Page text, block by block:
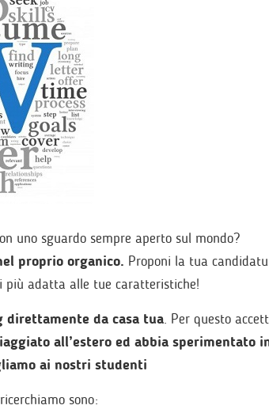
uno sguardo sempre aperto sul mondo?
proprio organico. Proponi la tua
più adatta alle tue caratteristiche!
direttamente da casa tua. Per questo
all’estero ed abbia sperimentato
ai nostri studenti
sono: